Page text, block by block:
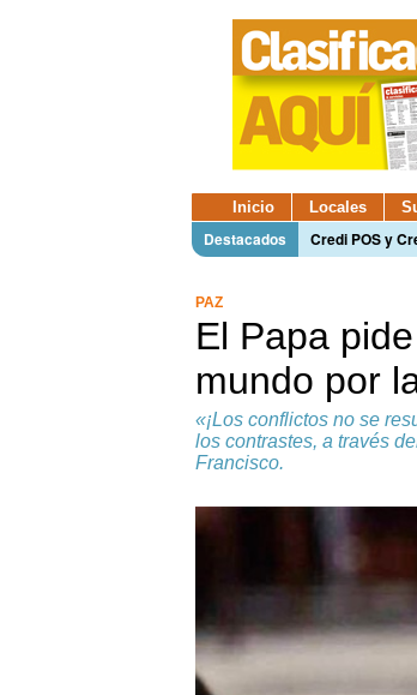
Inicio Locales
Destacados Credi POS y
PAZ
El Papa
mundo por
«¡Los conflictos no se
los contrastes, a través
Francisco.